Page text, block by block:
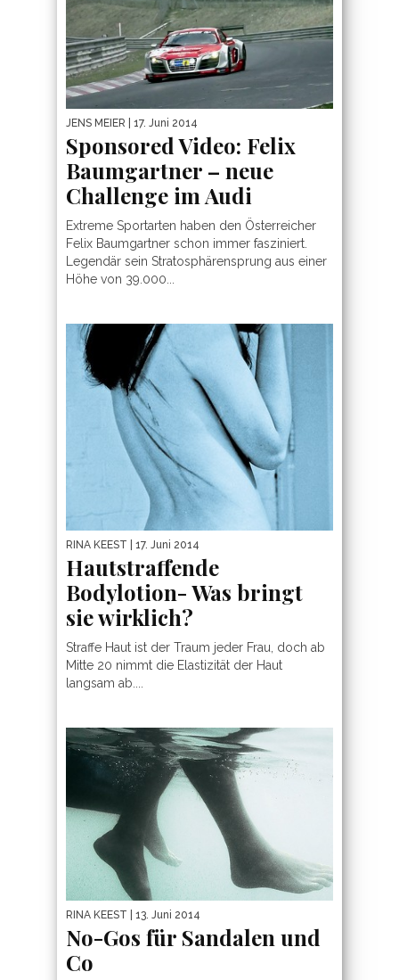
JENS MEIER | 17. Juni 2014
Sponsored Video: Felix
Baumgartner – neue
Challenge im Audi
Extreme Sportarten haben den Österreicher
Felix Baumgartner schon immer fasziniert.
Legendär sein Stratosphärensprung aus einer
Höhe von 39.000...
RINA KEEST | 17. Juni 2014
Hautstraffende
Bodylotion- Was bringt
sie wirklich?
Straffe Haut ist der Traum jeder Frau, doch ab
Mitte 20 nimmt die Elastizität der Haut
langsam ab....
RINA KEEST | 13. Juni 2014
No-Gos für Sandalen und
Co